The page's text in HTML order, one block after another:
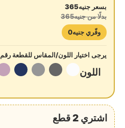
بسعر جنيه365
بدلًا من جنيه365
وفّري جنيه0
يرجى اختيار اللون/المقاس للقطعة رقم 1
اللون
اشتري 2 قطع